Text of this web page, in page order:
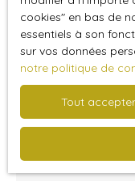
289 000
cookies″ en bas de
essentiels à son
sur vos données
notre politique de
Tout accepter